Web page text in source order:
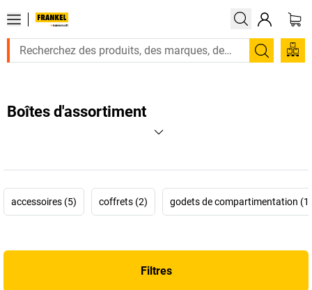
Boîtes d'assortiment
accessoires (5) coffrets (2) godets de compartimentation (1)
Filtres